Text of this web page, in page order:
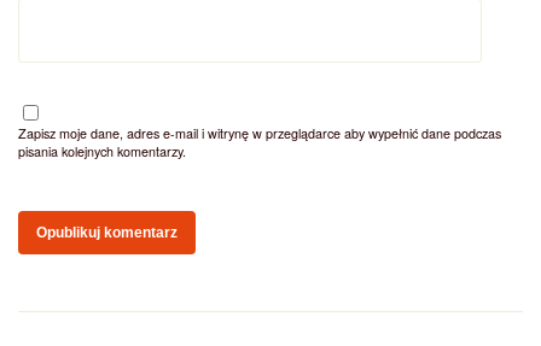
Zapisz moje dane, adres e-mail i witrynę w przeglądarce aby wypełnić dane podczas
pisania kolejnych komentarzy.